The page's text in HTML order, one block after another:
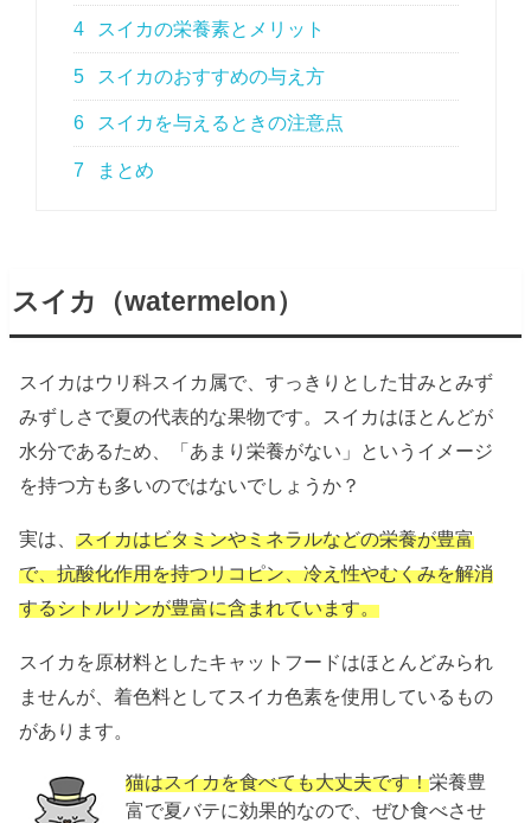
4 スイカの栄養素とメリット
5 スイカのおすすめの与え方
6 スイカを与えるときの注意点
7 まとめ
スイカ（watermelon）
スイカはウリ科スイカ属で、すっきりとした甘みとみず
みずしさで夏の代表的な果物です。スイカはほとんどが
水分であるため、「あまり栄養がない」というイメージ
を持つ方も多いのではないでしょうか？
実は、スイカはビタミンやミネラルなどの栄養が豊富
で、抗酸化作用を持つリコピン、冷え性やむくみを解消
するシトルリンが豊富に含まれています。
スイカを原材料としたキャットフードはほとんどみられ
ませんが、着色料としてスイカ色素を使用しているもの
があります。
猫はスイカを食べても大丈夫です！栄養豊
富で夏バテに効果的なので、ぜひ食べさせ